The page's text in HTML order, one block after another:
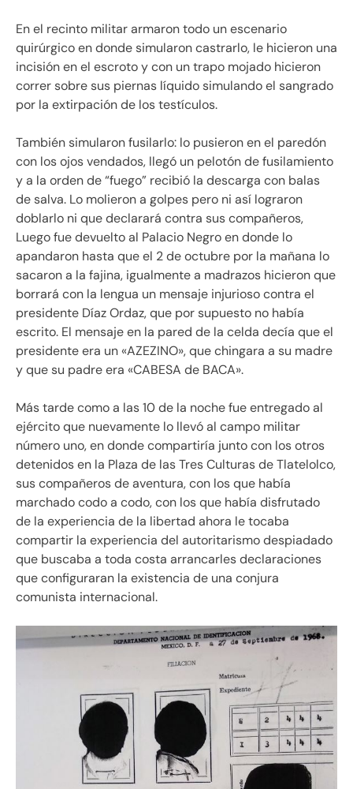
En el recinto militar armaron todo un escenario
quirúrgico en donde simularon castrarlo, le hicieron una
incisión en el escroto y con un trapo mojado hicieron
correr sobre sus piernas líquido simulando el sangrado
por la extirpación de los testículos.
También simularon fusilarlo: lo pusieron en el paredón
con los ojos vendados, llegó un pelotón de fusilamiento
y a la orden de “fuego” recibió la descarga con balas
de salva. Lo molieron a golpes pero ni así lograron
doblarlo ni que declarará contra sus compañeros,
Luego fue devuelto al Palacio Negro en donde lo
apandaron hasta que el 2 de octubre por la mañana lo
sacaron a la fajina, igualmente a madrazos hicieron que
borrará con la lengua un mensaje injurioso contra el
presidente Díaz Ordaz, que por supuesto no había
escrito. El mensaje en la pared de la celda decía que el
presidente era un «AZEZINO», que chingara a su madre
y que su padre era «CABESA de BACA».
Más tarde como a las 10 de la noche fue entregado al
ejército que nuevamente lo llevó al campo militar
número uno, en donde compartiría junto con los otros
detenidos en la Plaza de las Tres Culturas de Tlatelolco,
sus compañeros de aventura, con los que había
marchado codo a codo, con los que había disfrutado
de la experiencia de la libertad ahora le tocaba
compartir la experiencia del autoritarismo despiadado
que buscaba a toda costa arrancarles declaraciones
que configuraran la existencia de una conjura
comunista internacional.